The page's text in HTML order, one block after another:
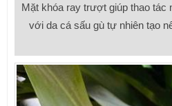
Mặt khóa ray trượt giúp thao tác
với da cá sấu gù tự nhiên tạo